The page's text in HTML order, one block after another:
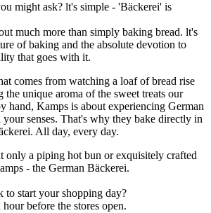
might ask? lt's simple - 'Bäckerei' is
much more than simply baking bread. lt's
of baking and the absolute devotion to
that goes with it.
comes from watching a loaf of bread rise
unique aroma of the sweet treats our
hand, Kamps is about experiencing German
senses. That's why they bake directly in
All day, every day.
only a piping hot bun or exquisitely crafted
- the German Bäckerei.
to start your shopping day?
before the stores open.